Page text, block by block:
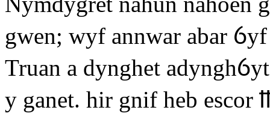
gwen; wyf annwar abar
Truan a dynghet
y ganet. hir gnif heb escor